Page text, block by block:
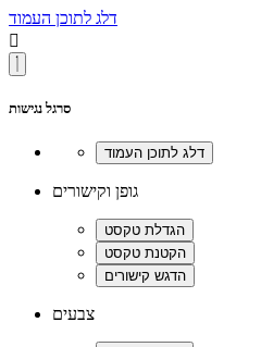
דלג לתוכן העמוד

סרגל נגישות
גופן וקישורים
צבעים